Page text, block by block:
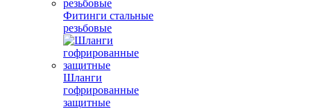
Фитинги стальные
резьбовые
Шланги
гофрированные
защитные